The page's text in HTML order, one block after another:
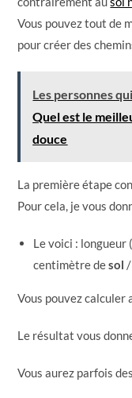
Vous pouvez tout de
pour créer des
Les personnes
Quel est le
douce
La première étape
Pour cela, je vous
Le voici : longueur
centimètre desol
Vous pouvez calculer
Le résultat vous
Vous aurez parfois